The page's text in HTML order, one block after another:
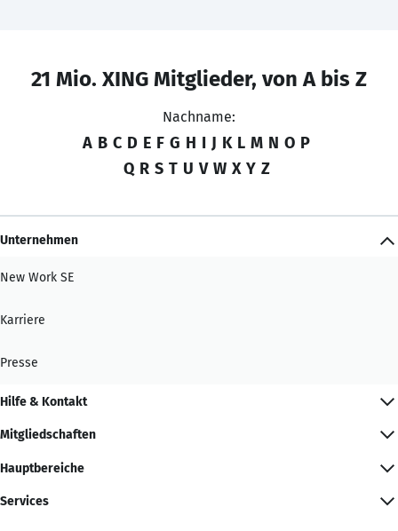
21 Mio. XING Mitglieder, von A bis Z
Nachname:
A B C D E F G H I J K L M N O P
Q R S T U V W X Y Z
Unternehmen
New Work SE
Karriere
Presse
Hilfe & Kontakt
Mitgliedschaften
Hauptbereiche
Services